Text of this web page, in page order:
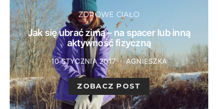
ZDROWE CIAŁO
Jak się ubrać zimą – na spacer lub inną
aktywność fizyczną
10 STYCZNIA 2017 AGNIESZKA
ZOBACZ POST